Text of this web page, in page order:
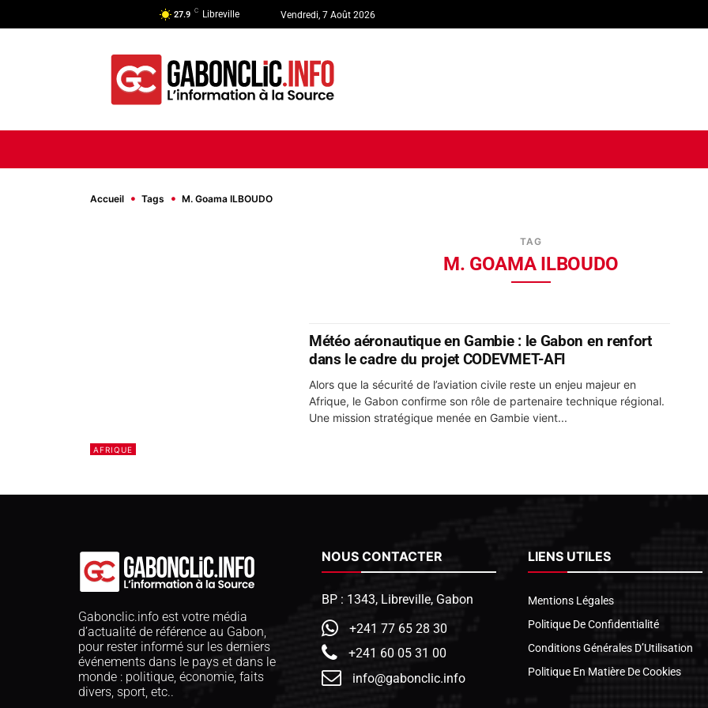
27.9 C Libreville Vendredi, 7 Août 2026
Accueil Tags M. Goama ILBOUDO
TAG
M. GOAMA ILBOUDO
AFRIQUE
Météo aéronautique en Gambie : le Gabon en renfort
dans le cadre du projet CODEVMET-AFI
Alors que la sécurité de l’aviation civile reste un enjeu majeur en
Afrique, le Gabon confirme son rôle de partenaire technique régional.
Une mission stratégique menée en Gambie vient...
Gabonclic.info est votre média
d’actualité de référence au Gabon,
pour rester informé sur les derniers
événements dans le pays et dans le
monde : politique, économie, faits
divers, sport, etc..
NOUS CONTACTER
BP : 1343, Libreville, Gabon
+241 77 65 28 30
+241 60 05 31 00
info@gabonclic.info
LIENS UTILES
Mentions Légales
Politique De Confidentialité
Conditions Générales D’Utilisation
Politique En Matière De Cookies